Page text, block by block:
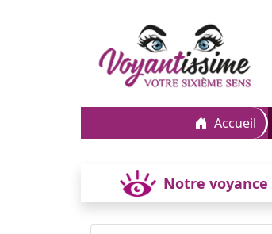
Accueil
Notre voyance